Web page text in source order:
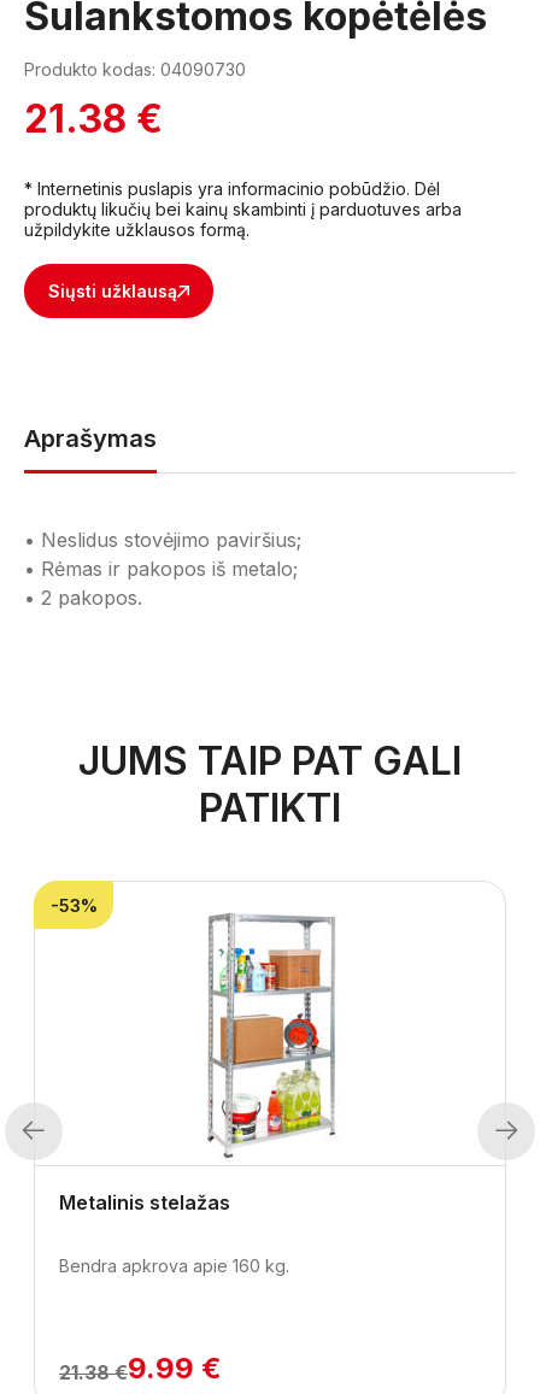
Sulankstomos kopėtėlės
Produkto kodas: 04090730
21.38 €
* Internetinis puslapis yra informacinio pobūdžio. Dėl
produktų likučių bei kainų skambinti į parduotuves arba
užpildykite užklausos formą.
Siųsti užklausą
Aprašymas
• Neslidus stovėjimo paviršius;
• Rėmas ir pakopos iš metalo;
• 2 pakopos.
JUMS TAIP PAT GALI
PATIKTI
Previous
-53%
Metalinis stelažas
Bendra apkrova apie 160 kg.
21.38 €9.99 €
Next